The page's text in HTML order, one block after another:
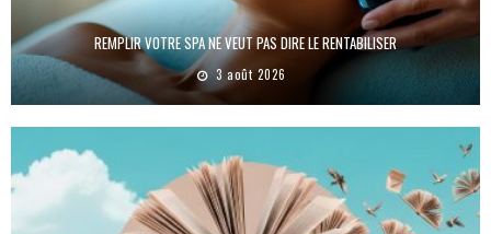
REMPLIR VOTRE SPA NE VEUT PAS DIRE LE RENTABILISER
3 août 2026